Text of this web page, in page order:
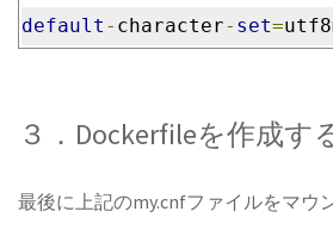
default - character- set=
３．Dockerfileを作成す
最後に上記のmy.cnfファイルをマウ